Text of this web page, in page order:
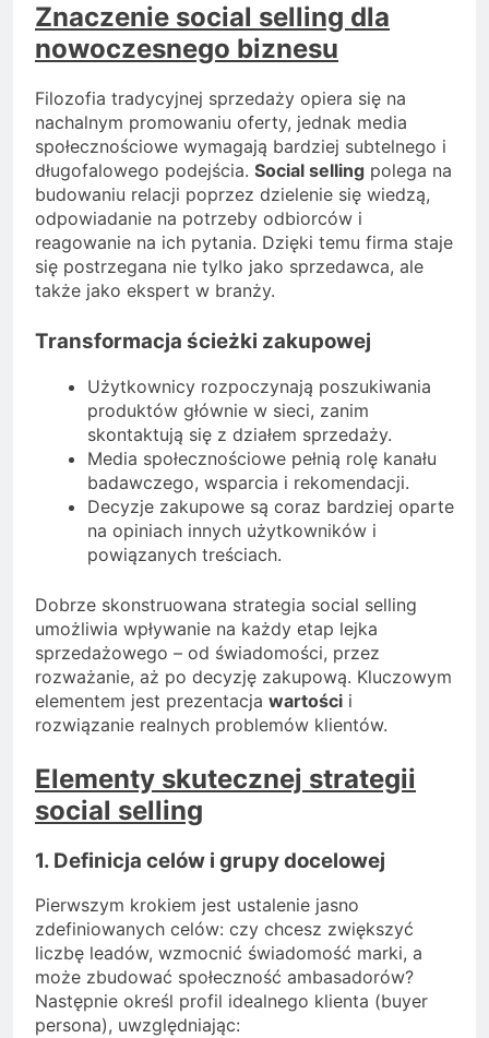
Znaczenie social selling dla
nowoczesnego biznesu
Filozofia tradycyjnej sprzedaży opiera się na
nachalnym promowaniu oferty, jednak media
społecznościowe wymagają bardziej subtelnego i
długofalowego podejścia. Social selling polega na
budowaniu relacji poprzez dzielenie się wiedzą,
odpowiadanie na potrzeby odbiorców i
reagowanie na ich pytania. Dzięki temu firma staje
się postrzegana nie tylko jako sprzedawca, ale
także jako ekspert w branży.
Transformacja ścieżki zakupowej
Użytkownicy rozpoczynają poszukiwania
produktów głównie w sieci, zanim
skontaktują się z działem sprzedaży.
Media społecznościowe pełnią rolę kanału
badawczego, wsparcia i rekomendacji.
Decyzje zakupowe są coraz bardziej oparte
na opiniach innych użytkowników i
powiązanych treściach.
Dobrze skonstruowana strategia social selling
umożliwia wpływanie na każdy etap lejka
sprzedażowego – od świadomości, przez
rozważanie, aż po decyzję zakupową. Kluczowym
elementem jest prezentacja wartości i
rozwiązanie realnych problemów klientów.
Elementy skutecznej strategii
social selling
1. Definicja celów i grupy docelowej
Pierwszym krokiem jest ustalenie jasno
zdefiniowanych celów: czy chcesz zwiększyć
liczbę leadów, wzmocnić świadomość marki, a
może zbudować społeczność ambasadorów?
Następnie określ profil idealnego klienta (buyer
persona), uwzględniając: